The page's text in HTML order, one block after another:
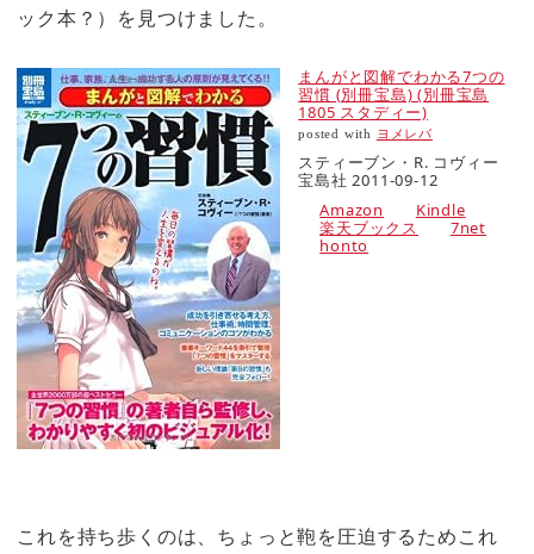
ック本？）を見つけました。
まんがと図解でわかる7つの
習慣 (別冊宝島) (別冊宝島
1805 スタディー)
posted with ヨメレバ
スティーブン・R. コヴィー
宝島社 2011-09-12
Amazon
Kindle
楽天ブックス
7net
honto
これを持ち歩くのは、ちょっと鞄を圧迫するためこれ